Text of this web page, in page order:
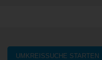
UMKREISSUCHE STARTEN